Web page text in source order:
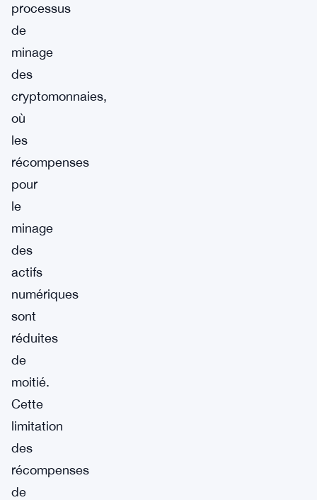
processus
de
minage
des
cryptomonnaies,
où
les
récompenses
pour
le
minage
des
actifs
numériques
sont
réduites
de
moitié.
Cette
limitation
des
récompenses
de